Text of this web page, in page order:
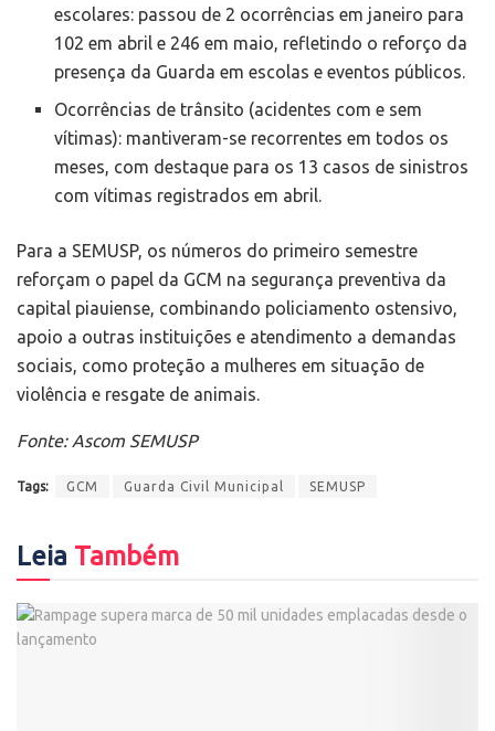
escolares: passou de 2 ocorrências em janeiro para
102 em abril e 246 em maio, refletindo o reforço da
presença da Guarda em escolas e eventos públicos.
Ocorrências de trânsito (acidentes com e sem
vítimas): mantiveram-se recorrentes em todos os
meses, com destaque para os 13 casos de sinistros
com vítimas registrados em abril.
Para a SEMUSP, os números do primeiro semestre
reforçam o papel da GCM na segurança preventiva da
capital piauiense, combinando policiamento ostensivo,
apoio a outras instituições e atendimento a demandas
sociais, como proteção a mulheres em situação de
violência e resgate de animais.
Fonte: Ascom SEMUSP
Tags: GCM Guarda Civil Municipal SEMUSP
Leia Também